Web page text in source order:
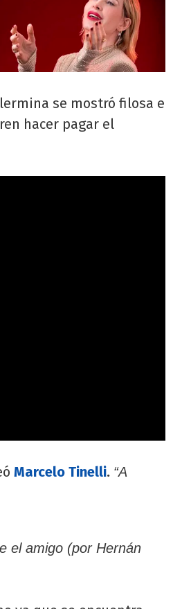
se mostró filosa e
hacer pagar el
Marcelo Tinelli. “A
el amigo (por Hernán